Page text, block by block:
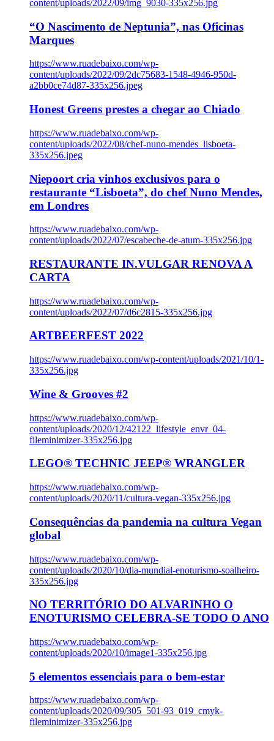
content/uploads/2022/09/img_9030-335x256.jpg
“O Nascimento de Neptunia”, nas Oficinas
Marques
https://www.ruadebaixo.com/wp-
content/uploads/2022/09/2dc75683-1548-4946-950d-
a2bb0ce74d87-335x256.jpeg
Honest Greens prestes a chegar ao Chiado
https://www.ruadebaixo.com/wp-
content/uploads/2022/08/chef-nuno-mendes_lisboeta-
335x256.jpeg
Niepoort cria vinhos exclusivos para o
restaurante “Lisboeta”, do chef Nuno Mendes,
em Londres
https://www.ruadebaixo.com/wp-
content/uploads/2022/07/escabeche-de-atum-335x256.jpg
RESTAURANTE IN.VULGAR RENOVA A
CARTA
https://www.ruadebaixo.com/wp-
content/uploads/2022/07/d6c2815-335x256.jpg
ARTBEERFEST 2022
https://www.ruadebaixo.com/wp-content/uploads/2021/10/1-
335x256.jpg
Wine & Grooves #2
https://www.ruadebaixo.com/wp-
content/uploads/2020/12/42122_lifestyle_envr_04-
fileminimizer-335x256.jpg
LEGO® TECHNIC JEEP® WRANGLER
https://www.ruadebaixo.com/wp-
content/uploads/2020/11/cultura-vegan-335x256.jpg
Consequências da pandemia na cultura Vegan
global
https://www.ruadebaixo.com/wp-
content/uploads/2020/10/dia-mundial-enoturismo-soalheiro-
335x256.jpg
NO TERRITÓRIO DO ALVARINHO O
ENOTURISMO CELEBRA-SE TODO O ANO
https://www.ruadebaixo.com/wp-
content/uploads/2020/10/image1-335x256.jpg
5 elementos essenciais para o bem-estar
https://www.ruadebaixo.com/wp-
content/uploads/2020/09/305_501-93_019_cmyk-
fileminimizer-335x256.jpg